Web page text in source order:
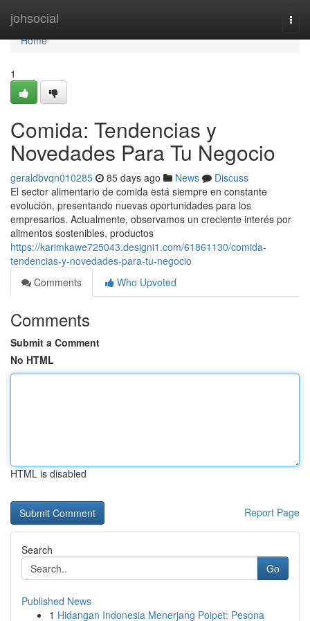
johsocial
Home
Home
1
Comida: Tendencias y
Novedades Para Tu Negocio
geraldbvqn010285 85 days ago News
Discuss
El sector alimentario de comida está siempre en constante
evolución, presentando nuevas oportunidades para los
empresarios. Actualmente, observamos un creciente interés por
alimentos sostenibles, productos
https://karimkawe725043.designi1.com/61861130/comida-
tendencias-y-novedades-para-tu-negocio
Comments
Who Upvoted
Comments
Submit a Comment
No HTML
HTML is disabled
Report Page
Search
Go
Published News
1 Hidangan Indonesia Menerjang Poipet: Pesona